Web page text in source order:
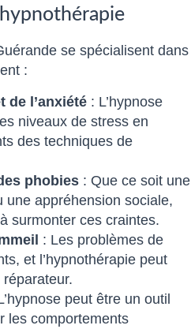
se spécialisent dans
:
de l’anxiété : L’hypnose
niveaux de stress en
des techniques de
phobies : Que ce soit une
une appréhension sociale,
surmonter ces craintes.
: Les problèmes de
et l’hypnothérapie peut
peut être un outil
les comportements